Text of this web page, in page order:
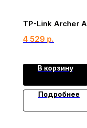
TP-Link Archer
4 529 р.
В корзину
Подробнее